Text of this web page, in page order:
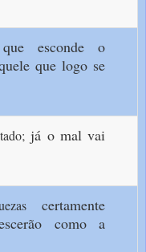
esconde o
que logo se
já o mal vai
certamente
como a